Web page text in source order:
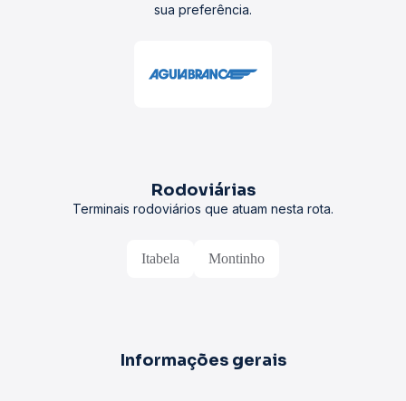
sua preferência.
Rodoviárias
Terminais rodoviários que atuam nesta rota.
Itabela Montinho
Informações gerais